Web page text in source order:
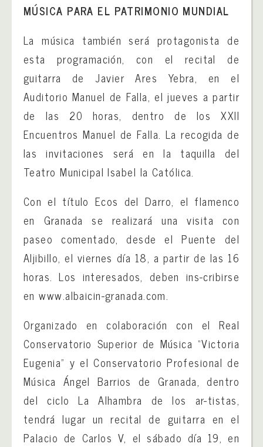
MÚSICA PARA EL PATRIMONIO MUNDIAL
La música también será protagonista de
esta programación, con el recital de
guitarra de Javier Ares Yebra, en el
Auditorio Manuel de Falla, el jueves a partir
de las 20 horas, dentro de los XXII
Encuentros Manuel de Falla. La recogida de
las invitaciones será en la taquilla del
Teatro Municipal Isabel la Católica.
Con el título Ecos del Darro, el flamenco
en Granada se realizará una visita con
paseo comentado, desde el Puente del
Aljibillo, el viernes día 18, a partir de las 16
horas. Los interesados, deben ins-cribirse
en www.albaicin-granada.com.
Organizado en colaboración con el Real
Conservatorio Superior de Música “Victoria
Eugenia” y el Conservatorio Profesional de
Música Ángel Barrios de Granada, dentro
del ciclo La Alhambra de los ar-tistas,
tendrá lugar un recital de guitarra en el
Palacio de Carlos V, el sábado día 19, en